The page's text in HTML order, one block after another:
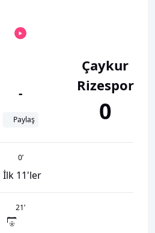
-
Paylaş
Çaykur
Rizespor
0
0’
İlk 11'ler
21’